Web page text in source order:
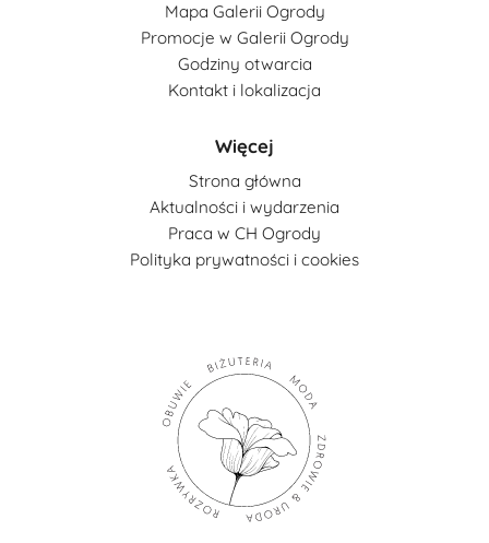
Mapa Galerii Ogrody
Promocje w Galerii Ogrody
Godziny otwarcia
Kontakt i lokalizacja
Więcej
Strona główna
Aktualności i wydarzenia
Praca w CH Ogrody
Polityka prywatności i cookies